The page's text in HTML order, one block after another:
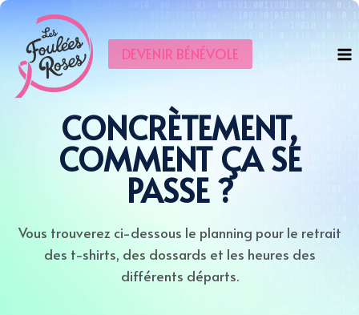
DEVENIR BÉNÉVOLE
CONCRÈTEMENT,
COMMENT ÇA SE
PASSE ?
Vous trouverez ci-dessous le planning pour le retrait
des t-shirts, des dossards et les heures des
différents départs.